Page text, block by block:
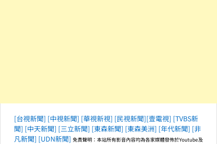
[台視新聞] [中視新聞] [華視新視] [民視新聞][壹電視] [TVBS新
聞] [中天新聞] [三立新聞] [東森新聞] [東森美洲] [年代新聞] [非
凡新聞] [UDN新聞] 免責聲明：本站所有影音內容均為各家媒體發佈於Youtube及